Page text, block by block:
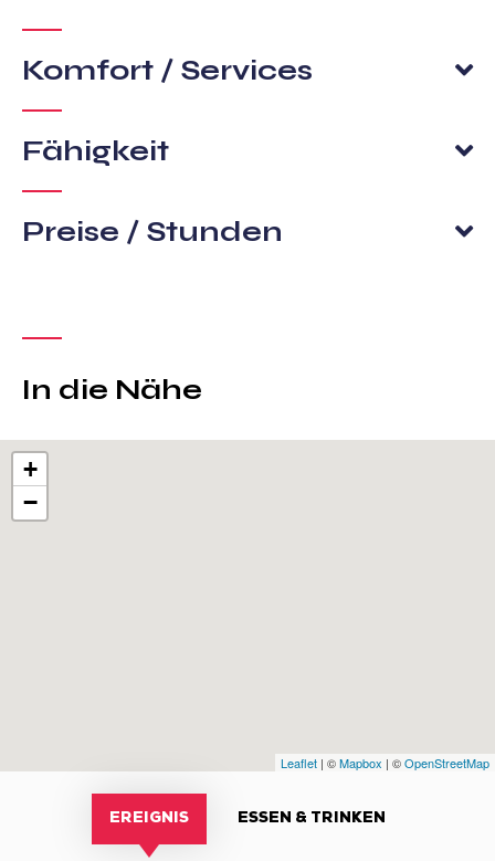
Komfort / Services
Fähigkeit
Preise / Stunden
In die Nähe
+
−
Leaflet | ©Mapbox | ©OpenStreetMap
EREIGNIS ESSEN & TRINKEN